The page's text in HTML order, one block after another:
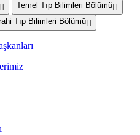
Temel Tıp Bilimleri Bölümü
Tıp Bilimleri Bölümü